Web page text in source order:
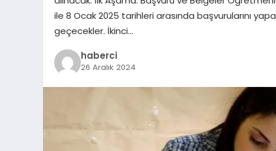
ile 8 Ocak 2025 tarihleri arasında başvurularını
geçecekler. İkinci…
haberci
26 Aralık 2024